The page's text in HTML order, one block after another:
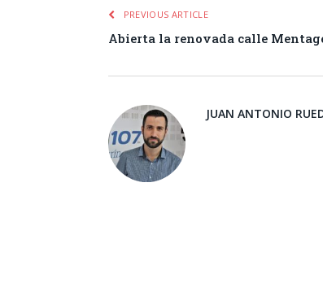
PREVIOUS ARTICLE
Abierta la renovada calle
JUAN ANTONIO